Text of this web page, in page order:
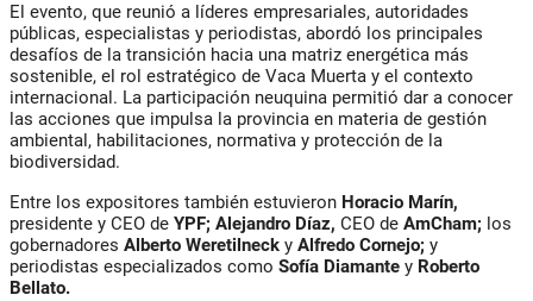
El evento, que reunió a líderes empresariales, autoridades
públicas, especialistas y periodistas, abordó los principales
desafíos de la transición hacia una matriz energética más
sostenible, el rol estratégico de Vaca Muerta y el contexto
internacional. La participación neuquina permitió dar a conocer
las acciones que impulsa la provincia en materia de gestión
ambiental, habilitaciones, normativa y protección de la
biodiversidad.
Entre los expositores también estuvieron Horacio Marín,
presidente y CEO de YPF; Alejandro Díaz, CEO de AmCham; los
gobernadores Alberto Weretilneck y Alfredo Cornejo; y
periodistas especializados como Sofía Diamante y Roberto
Bellato.